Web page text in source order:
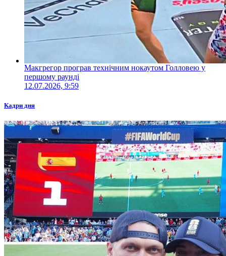
Макгрегор програв технічним нокаутом Голловею у
першому раунді
12.07.2026, 9:59
Кадри дня